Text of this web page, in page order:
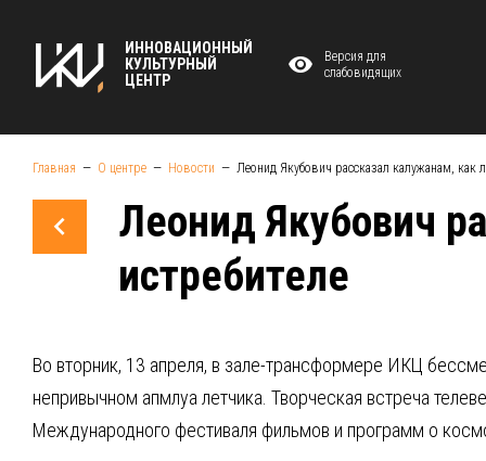
ИННОВАЦИОННЫЙ
КУЛЬТУРНЫЙ
ЦЕНТР
Версия для
слабовидящих
Главная О центре Новости Леонид Якубович рассказал калужанам, как
Леонид Якубович
истребителе
Во вторник, 13 апреля, в зале-трансформере ИКЦ
непривычном апмлуа летчика. Творческая встреча
Международного фестиваля фильмов и программ о